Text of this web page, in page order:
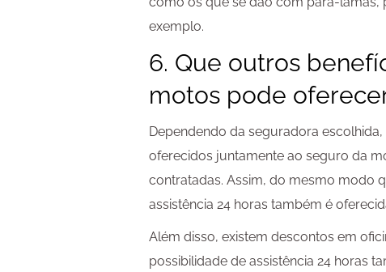
exemplo.
6. Que outros
motos pode
Dependendo da seguradora
oferecidos juntamente ao seguro da
contratadas. Assim, do mesmo modo
assistência 24 horas também é
Além disso, existem descontos em
possibilidade de assistência 24 horas